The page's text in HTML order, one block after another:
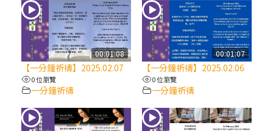
2025/10/10【萬物讚頌頌歌 – 太陽與生態音
樂會】紀念聖方濟與已逝教宗方濟各（上）
(9完結)黃敏正主教帶你做【將臨期避靜】—
匝凱的「新生命」：利他與內化
降生成人與人同在＝「厄瑪努爾」
00:01:08
【一分鐘祈禱】2025.02.07
0 位瀏覽
一分鐘祈禱
00:01:07
【一分鐘祈禱】2025.02.06
0 位瀏覽
一分鐘祈禱